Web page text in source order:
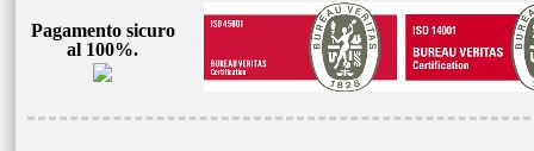
Pagamento sicuro
al 100%.